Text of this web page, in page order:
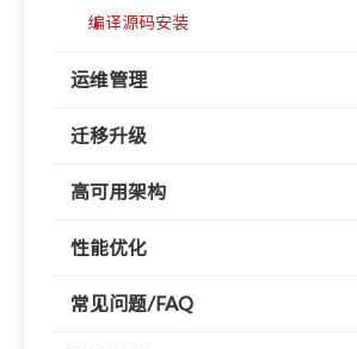
编译源码安装
运维管理
迁移升级
高可用架构
性能优化
常见问题/FAQ